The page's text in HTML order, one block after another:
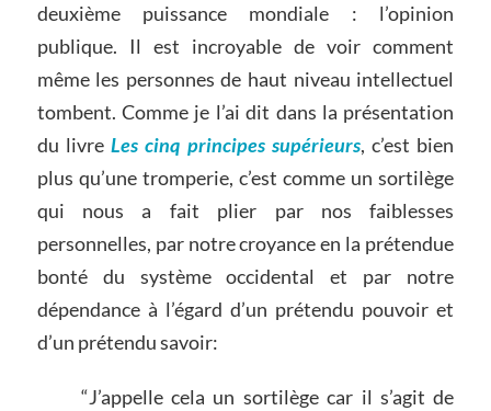
deuxième puissance mondiale : l’opinion
publique. Il est incroyable de voir comment
même les personnes de haut niveau intellectuel
tombent. Comme je l’ai dit dans la présentation
du livreLes cinq principes supérieurs, c’est bien
plus qu’une tromperie, c’est comme un sortilège
qui nous a fait plier par nos faiblesses
personnelles, par notre croyance en la prétendue
bonté du système occidental et par notre
dépendance à l’égard d’un prétendu pouvoir et
d’un prétendu savoir:
“J’appelle cela un sortilège car il s’agit de